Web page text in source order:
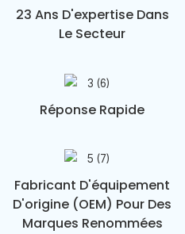
23 Ans D'expertise Dans
Le Secteur
Réponse Rapide
Fabricant D'équipement
D'origine (OEM) Pour Des
Marques Renommées